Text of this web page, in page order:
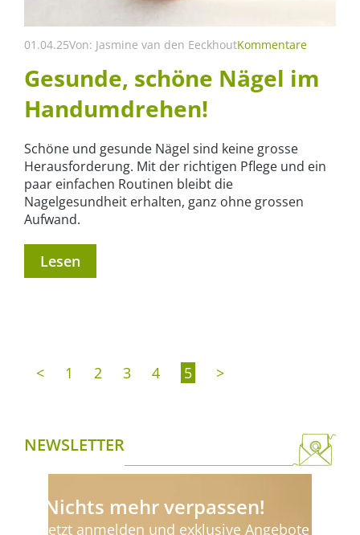
01.04.25Von: Jasmine van den EeckhoutKommentare
Gesunde, schöne Nägel im
Handumdrehen!
Schöne und gesunde Nägel sind keine grosse
Herausforderung. Mit der richtigen Pflege und ein
paar einfachen Routinen bleibt die
Nagelgesundheit erhalten, ganz ohne grossen
Aufwand.
Lesen
< 1 2 3 4 5 >
NEWSLETTER
Nichts mehr verpassen!
Jetzt anmelden und exklusive Angebote